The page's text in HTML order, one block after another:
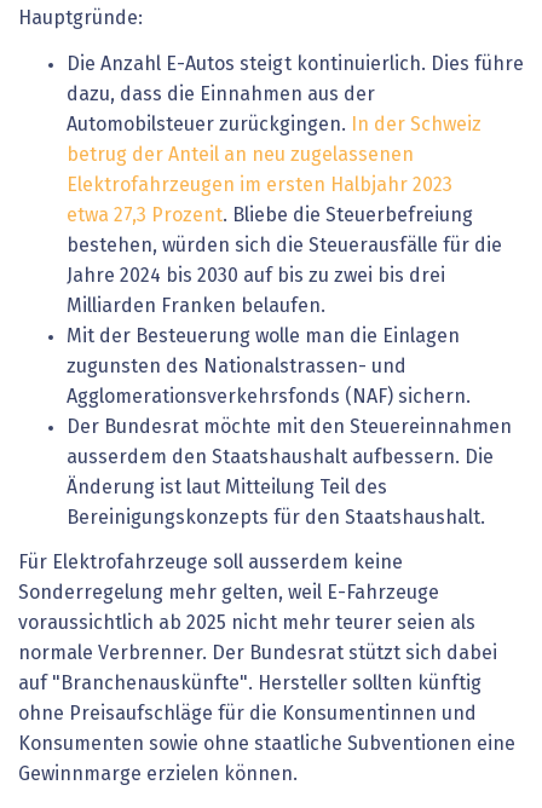
Hauptgründe:
Die Anzahl E-Autos steigt kontinuierlich. Dies führe
dazu, dass die Einnahmen aus der
Automobilsteuer zurückgingen.
In der Schweiz
betrug der Anteil an neu zugelassenen
Elektrofahrzeugen im ersten Halbjahr 2023
etwa 27,3 Prozent. Bliebe die Steuerbefreiung
bestehen, würden sich die Steuerausfälle für die
Jahre 2024 bis 2030 auf bis zu zwei bis drei
Milliarden Franken belaufen.
Mit der Besteuerung wolle man die Einlagen
zugunsten des Nationalstrassen- und
Agglomerationsverkehrsfonds (NAF) sichern.
Der Bundesrat möchte mit den Steuereinnahmen
ausserdem den Staatshaushalt aufbessern. Die
Änderung ist laut Mitteilung Teil des
Bereinigungskonzepts für den Staatshaushalt.
Für Elektrofahrzeuge soll ausserdem keine
Sonderregelung mehr gelten, weil E-Fahrzeuge
voraussichtlich ab 2025 nicht mehr teurer seien als
normale Verbrenner. Der Bundesrat stützt sich dabei
auf "Branchenauskünfte". Hersteller sollten künftig
ohne Preisaufschläge für die Konsumentinnen und
Konsumenten sowie ohne staatliche Subventionen eine
Gewinnmarge erzielen können.